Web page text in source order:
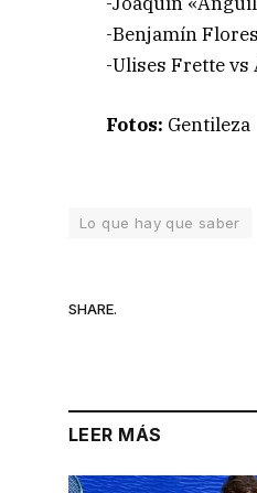
-Benjamín
-Ulises Frette vs
Fotos: Gentileza
Lo que hay que saber
SHARE.
LEER MÁS